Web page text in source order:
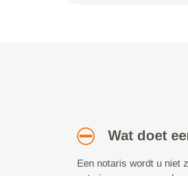
Wat doet
Een notaris wordt u niet